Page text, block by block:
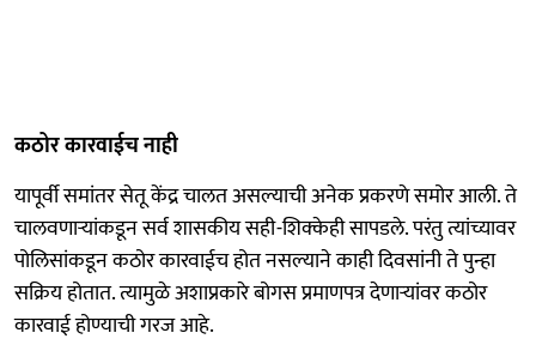
कठोर कारवाईच नाही
यापूर्वी समांतर सेतू केंद्र चालत असल्याची अनेक प्रकरणे समोर आली. ते
चालवणाऱ्यांकडून सर्व शासकीय सही-शिक्केही सापडले. परंतु त्यांच्यावर
पोलिसांकडून कठोर कारवाईच होत नसल्याने काही दिवसांनी ते पुन्हा
सक्रिय होतात. त्यामुळे अशाप्रकारे बोगस प्रमाणपत्र देणाऱ्यांवर कठोर
कारवाई होण्याची गरज आहे.